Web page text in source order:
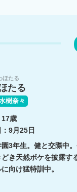
ほたる
たる
樹奈々
17歳
9月25日
園3年生。健と交際中
どき天然ボケを披露す
向け猛特訓中。